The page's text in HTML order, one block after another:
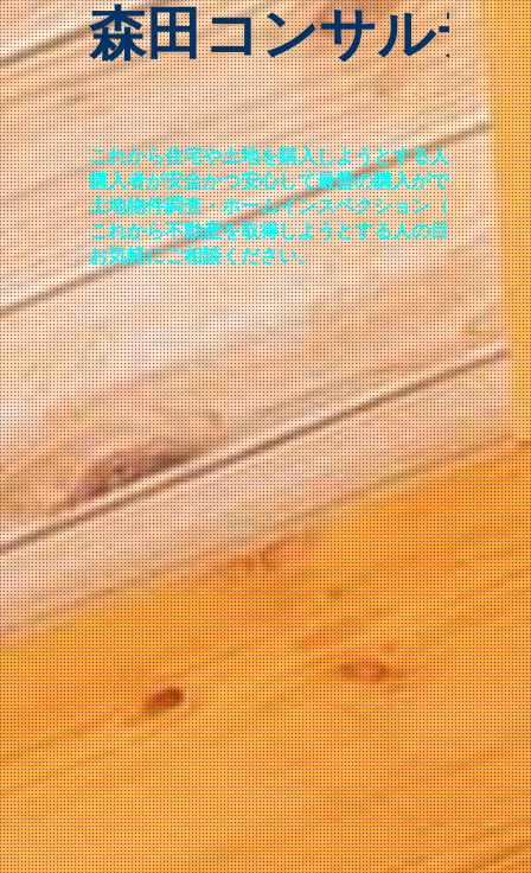
森田コンサルテ
これから住宅や土地を購入しようと
購入者が安全かつ安心して最善の購入ができるよ
土地物件調査・ホームインスペクション（
これから不動産を取得しようとする人の目線で業
お気軽にご相談ください。